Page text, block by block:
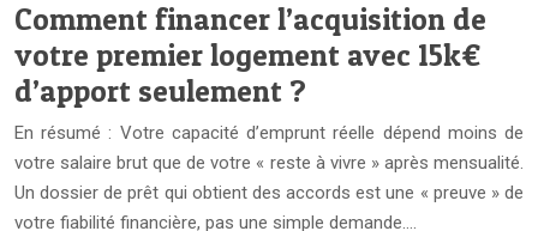
Comment financer l’acquisition de
votre premier logement avec 15k€
d’apport seulement ?
En résumé : Votre capacité d’emprunt réelle dépend moins de
votre salaire brut que de votre « reste à vivre » après mensualité.
Un dossier de prêt qui obtient des accords est une « preuve » de
votre fiabilité financière, pas une simple demande….